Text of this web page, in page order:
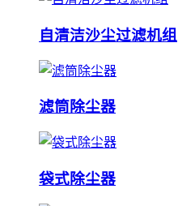
自清洁沙尘过滤机组
滤筒除尘器
袋式除尘器